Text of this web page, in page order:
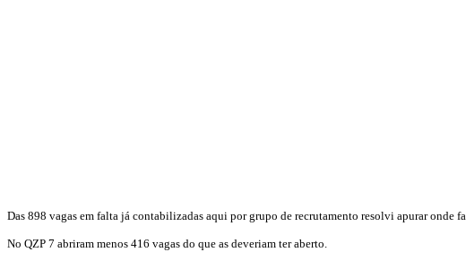
Das 898 vagas em falta já contabilizadas aqui por grupo de recrutamento resolvi apurar onde
No QZP 7 abriram menos 416 vagas do que as deveriam ter aberto.